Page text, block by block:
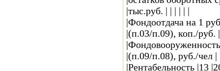
|тыс.руб. | | | | | |
|Фондоотдача на 1
|(п.03/п.09), коп./руб.
|(п.09/п.08), руб./чел |
|Рентабельность |13